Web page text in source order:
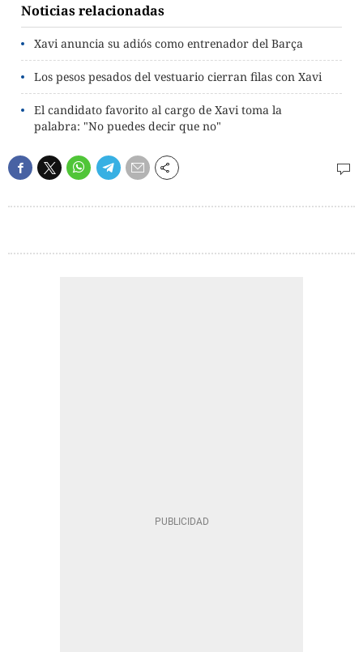
Noticias relacionadas
Xavi anuncia su adiós como entrenador del Barça
Los pesos pesados del vestuario cierran filas con Xavi
El candidato favorito al cargo de Xavi toma la
palabra: "No puedes decir que no"